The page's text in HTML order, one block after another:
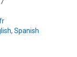
, Spanish